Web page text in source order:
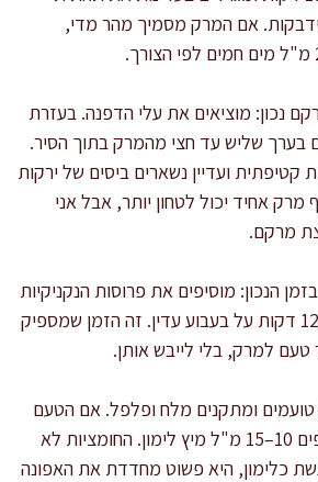
אם המרק מסמיך מהר מדי,
נכון: מוציאים את עלי הדפנה. בעזרת
בערך שליש עד חצי מהמרק בתוך הסיר.
קטיפתית ועדיין נשארים ביסים של ירקות
מרק אחיד יכול לטחון יותר, אבל אני
מרקם.
הנכון: מוסיפים את פרוסות הנקניקיות
ומבשלים עוד 10–12 דקות על בעבוע עדין. זה הזמן שמספיק
למרק, בלי לייבש אותן.
טועמים ומתקנים מלח ופלפל. אם הטעם
מרגיש כבד, מוסיפים 10–15 מ"ל מיץ לימון. החומציות לא
כלימון, היא פשוט מחדדת את האפונה